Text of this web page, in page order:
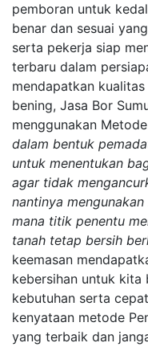
pemboran untuk
benar dan sesuai
serta pekerja siap
terbaru dalam
mendapatkan
bening, Jasa Bor
menggunakan Metode
dalam bentuk
untuk menentukan
agar tidak
nantinya
mana titik penentu
tanah tetap bersih
keemasan
kebersihan untuk kita
kebutuhan serta
kenyataan metode
yang terbaik dan